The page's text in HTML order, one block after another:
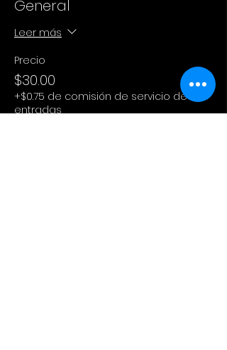
General
Leer más
Precio
$30.00
+$0.75 de comisión de servicio de
entradas